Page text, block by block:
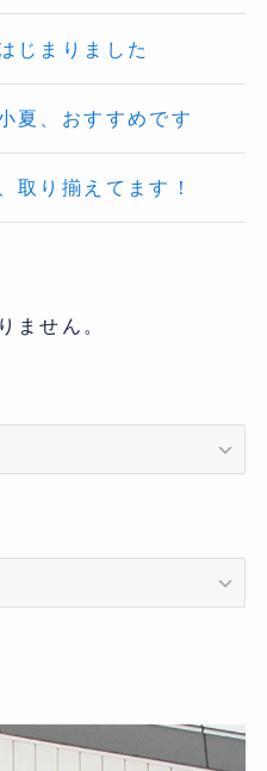
じまりました
夏、おすすめです
取り揃えてます！
ません。